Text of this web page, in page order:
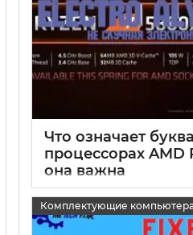
Что означает
процессорах AMD
она важна
Комплектующие компьютера